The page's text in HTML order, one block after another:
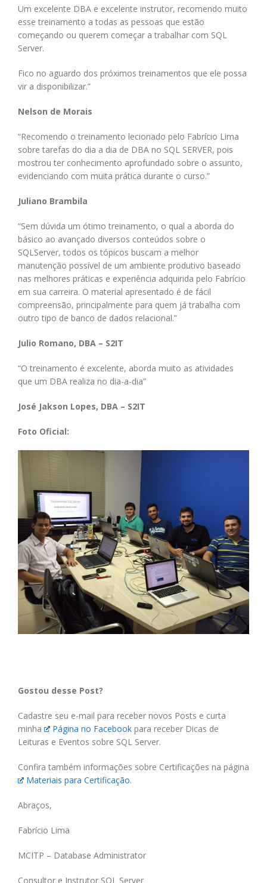
Um excelente DBA e excelente instrutor, recomendo muito
esse treinamento a todas as pessoas que estão
começando ou querem começar a trabalhar com SQL
Server.
Fico no aguardo dos próximos treinamentos que ele possa
vir a disponibilizar.”
Nelson de Morais
“Recomendo o treinamento lecionado pelo Fabrício Lima
sobre tarefas do dia a dia de DBA no SQL SERVER, pois
mostrou ter conhecimento aprofundado sobre o assunto,
evidenciando com muita prática durante o curso.”
Juliano Brambila
“Sem dúvida um ótimo treinamento, o qual a aborda do
básico ao avançado diversos conteúdos sobre o
SQLServer, todos os tópicos buscam a melhor
manutenção possível de um ambiente produtivo baseado
nas melhores práticas e experiência adquirida pelo Fabrício
em sua carreira. O material apresentado é de fácil
compreensão, principalmente para quem já trabalha com
outro tipo de banco de dados relacional.”
Julio Romano, DBA – S2IT
“O treinamento é excelente, aborda muito as atividades
que um DBA realiza no dia-a-dia”
José Jakson Lopes, DBA – S2IT
Foto Oficial:
Gostou desse Post?
Cadastre seu e-mail para receber novos Posts e curta
minha
Página no Facebook para receber Dicas de
Leituras e Eventos sobre SQL Server.
Confira também informações sobre Certificações na página
Materiais para Certificação.
Abraços,
Fabrício Lima
MCITP – Database Administrator
Consultor e Instrutor SQL Server